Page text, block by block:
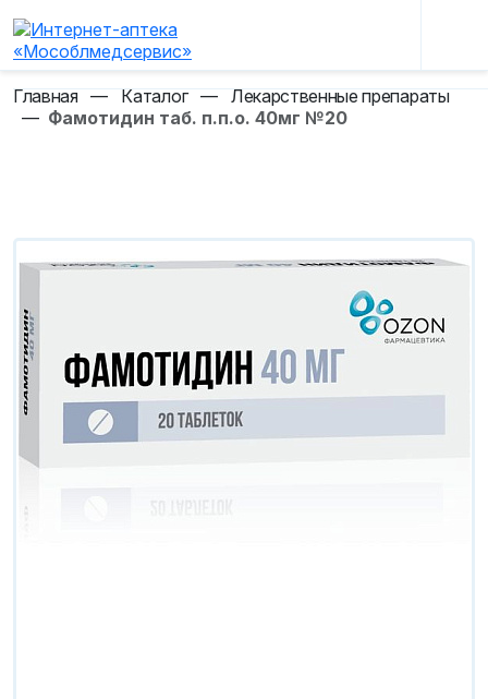
Главная — Каталог — Лекарственные препараты
— Фамотидин таб. п.п.о. 40мг №20